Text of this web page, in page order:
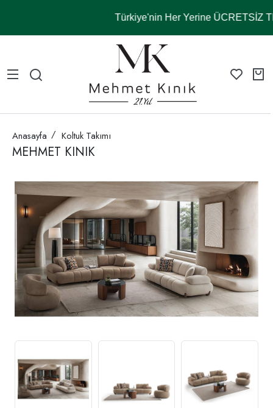
Türkiye'nin Her Yerine ÜCRETSİZ
Anasayfa Koltuk Takımı
MEHMET KINIK